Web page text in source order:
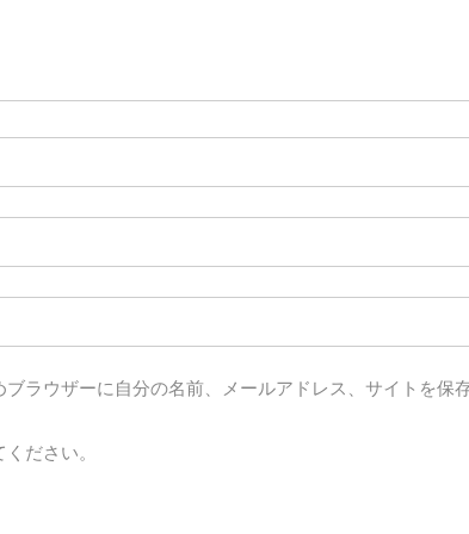
ラウザーに自分の名前、メールアドレス、サイトを保
ださい。